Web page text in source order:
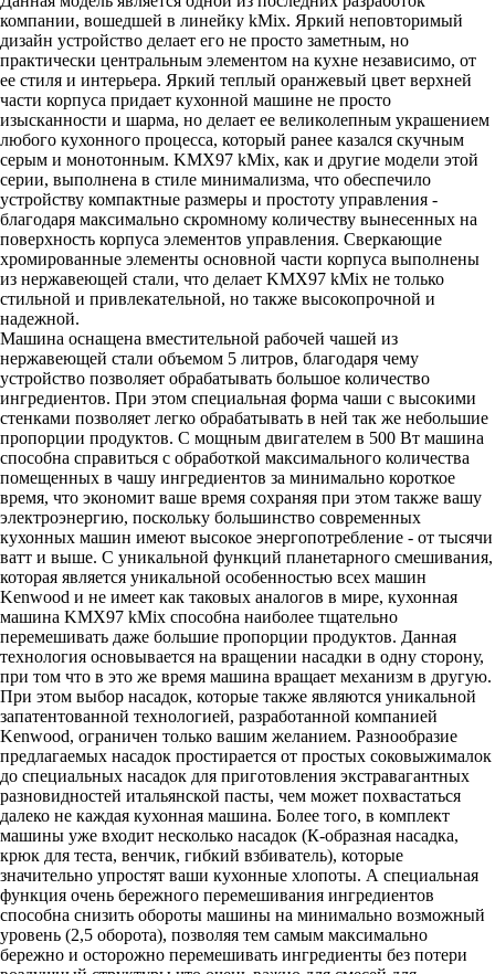
компании, вошедшей в линейку kMix. Яркий неповторимый
дизайн устройство делает его не просто заметным, но
практически центральным элементом на кухне независимо, от
ее стиля и интерьера. Яркий теплый оранжевый цвет верхней
части корпуса придает кухонной машине не просто
изысканности и шарма, но делает ее великолепным украшением
любого кухонного процесса, который ранее казался скучным
серым и монотонным. KMX97 kMix, как и другие модели этой
серии, выполнена в стиле минимализма, что обеспечило
устройству компактные размеры и простоту управления -
благодаря максимально скромному количеству вынесенных на
поверхность корпуса элементов управления. Сверкающие
хромированные элементы основной части корпуса выполнены
из нержавеющей стали, что делает KMX97 kMix не только
стильной и привлекательной, но также высокопрочной и
надежной.
Машина оснащена вместительной рабочей чашей из
нержавеющей стали объемом 5 литров, благодаря чему
устройство позволяет обрабатывать большое количество
ингредиентов. При этом специальная форма чаши с высокими
стенками позволяет легко обрабатывать в ней так же небольшие
пропорции продуктов. С мощным двигателем в 500 Вт машина
способна справиться с обработкой максимального количества
помещенных в чашу ингредиентов за минимально короткое
время, что экономит ваше время сохраняя при этом также вашу
электроэнергию, поскольку большинство современных
кухонных машин имеют высокое энергопотребление - от тысячи
ватт и выше. С уникальной функций планетарного смешивания,
которая является уникальной особенностью всех машин
Kenwood и не имеет как таковых аналогов в мире, кухонная
машина KMX97 kMix способна наиболее тщательно
перемешивать даже большие пропорции продуктов. Данная
технология основывается на вращении насадки в одну сторону,
при том что в это же время машина вращает механизм в другую.
При этом выбор насадок, которые также являются уникальной
запатентованной технологией, разработанной компанией
Kenwood, ограничен только вашим желанием. Разнообразие
предлагаемых насадок простирается от простых соковыжималок
до специальных насадок для приготовления экстравагантных
разновидностей итальянской пасты, чем может похвастаться
далеко не каждая кухонная машина. Более того, в комплект
машины уже входит несколько насадок (К-образная насадка,
крюк для теста, венчик, гибкий взбиватель), которые
значительно упростят ваши кухонные хлопоты. А специальная
функция очень бережного перемешивания ингредиентов
способна снизить обороты машины на минимально возможный
уровень (2,5 оборота), позволяя тем самым максимально
бережно и осторожно перемешивать ингредиенты без потери